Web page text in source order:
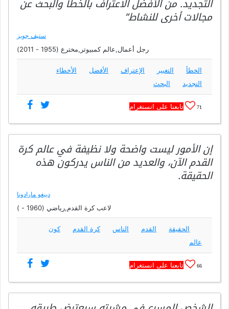
التجديد. من الأفضل الاعتراف بالخطأ والبحث عن
مجالات أخرى للنشاط”
ستيف جوبز
رجل أعمال,عالم كمبيوتر,مخترع (1955 - 2011)
الخطأ التغيير الإعتراف الأفضل
الأخطاء
التجديد
البحث
71 تابعنا على انستغرام
إن الأمور ليست واضحة ولا نظيفة في عالم كرة
القدم الآن، والعديد من الناس يدركون هذه
الحقيقة.
دييغو مارادونا
لاعب كرة القدم,رياضي (1960 - )
الحقيقة القدم الناس كرة القدم
كون
عالم
66 تابعنا على انستغرام